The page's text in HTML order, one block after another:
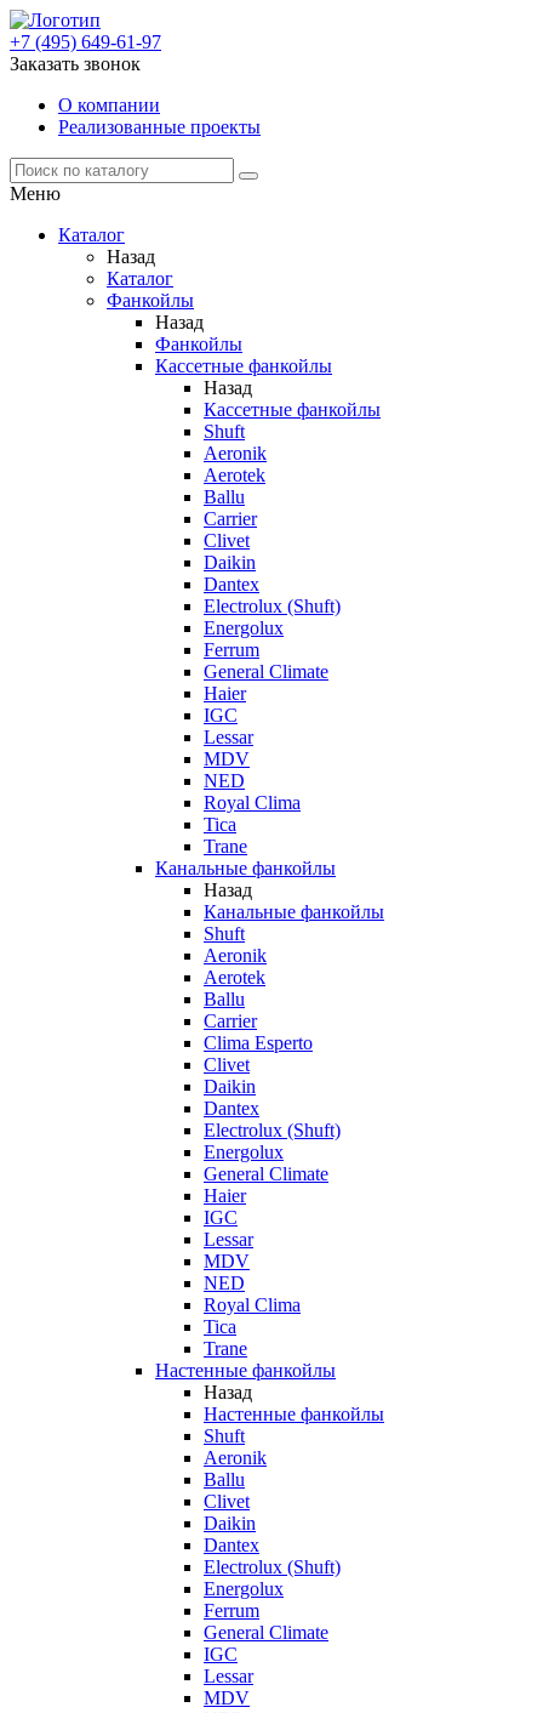
+7 (495) 649-61-97
Заказать звонок
О компании
Реализованные проекты
Меню
Каталог
Назад
Каталог
Фанкойлы
Назад
Фанкойлы
Кассетные фанкойлы
Назад
Кассетные фанкойлы
Shuft
Aeronik
Aerotek
Ballu
Carrier
Clivet
Daikin
Dantex
Electrolux (Shuft)
Energolux
Ferrum
General Climate
Haier
IGC
Lessar
MDV
NED
Royal Clima
Tica
Trane
Канальные фанкойлы
Назад
Канальные фанкойлы
Shuft
Aeronik
Aerotek
Ballu
Carrier
Clima Esperto
Clivet
Daikin
Dantex
Electrolux (Shuft)
Energolux
General Climate
Haier
IGC
Lessar
MDV
NED
Royal Clima
Tica
Trane
Настенные фанкойлы
Назад
Настенные фанкойлы
Shuft
Aeronik
Ballu
Clivet
Daikin
Dantex
Electrolux (Shuft)
Energolux
Ferrum
General Climate
IGC
Lessar
MDV